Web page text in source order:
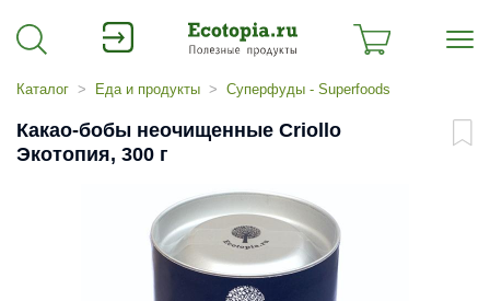
Каталог Еда и продукты Суперфуды - Superfoods
Какао-бобы неочищенные Criollo
Экотопия, 300 г